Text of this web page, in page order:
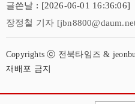
글쓴날 : [2026-06-01 16:36:06]
장정철 기자
Copyrights ⓒ 전북타임즈 &
재배포 금지